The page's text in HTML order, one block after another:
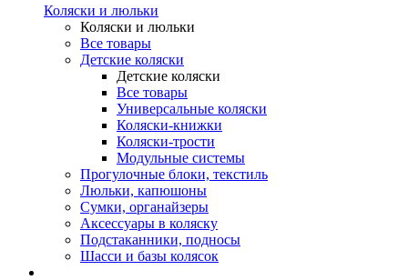
Коляски и люльки
Коляски и люльки
Все товары
Детские коляски
Детские коляски
Все товары
Универсальные коляски
Коляски-книжки
Коляски-трости
Модульные системы
Прогулочные блоки, текстиль
Люльки, капюшоны
Сумки, органайзеры
Аксессуары в коляску
Подстаканники, подносы
Шасси и базы колясок